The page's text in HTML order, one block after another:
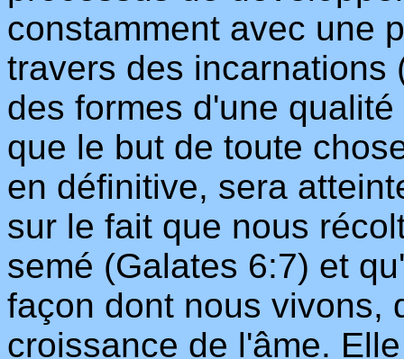
constamment avec une
travers des incarnations
des formes d'une
que le but de toute
en définitive, sera
sur le fait que nous
semé (Galates 6:7) et
façon dont nous vivons,
croissance de l'âme.